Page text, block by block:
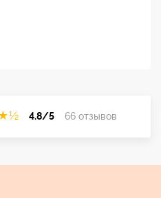
½ 4.8/5 66 отзывов